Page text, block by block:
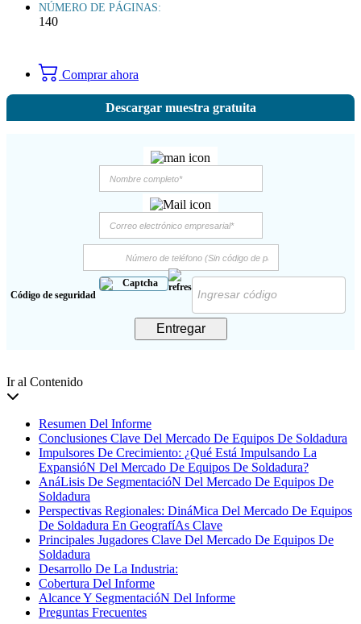
NÚMERO DE PÁGINAS:
140
Comprar ahora
Descargar muestra gratuita
Código de seguridad
Entregar
Ir al Contenido
Resumen Del Informe
Conclusiones Clave Del Mercado De Equipos De Soldadura
Impulsores De Crecimiento: ¿Qué Está Impulsando La
ExpansióN Del Mercado De Equipos De Soldadura?
AnáLisis De SegmentacióN Del Mercado De Equipos De
Soldadura
Perspectivas Regionales: DináMica Del Mercado De Equipos
De Soldadura En GeografíAs Clave
Principales Jugadores Clave Del Mercado De Equipos De
Soldadura
Desarrollo De La Industria:
Cobertura Del Informe
Alcance Y SegmentacióN Del Informe
Preguntas Frecuentes